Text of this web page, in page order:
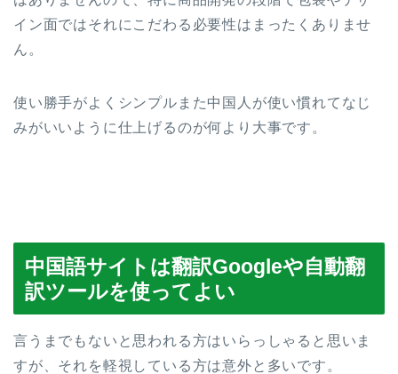
イン面ではそれにこだわる必要性はまったくありませ
ん。
使い勝手がよくシンプルまた中国人が使い慣れてなじ
みがいいように仕上げるのが何より大事です。
中国語サイトは翻訳Googleや自動翻
訳ツールを使ってよい
言うまでもないと思われる方はいらっしゃると思いま
すが、それを軽視している方は意外と多いです。